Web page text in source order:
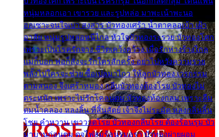
หนุ่มหลอกเอา เขารวย และรูปหล่อ มาพะเน้าพะนอ
ออเซาะจนใจเบา สงสาร บัวทองเศร้า น้ำตาคลอเบ้า เฝ้า
อาลัย หนุ่มรูปหล่อหนีไกล หัวใจบัวทองระรวย บัวทองโศก
เพราะเป็นโรครักจาง ชีวิตเคว้งคว้าง เมื่อรักห่างร้างไกล
แม่ก็บอก พ่อก็สั่งจะรักใครสักครั้ง อย่าไปหวังความรวย
พลั้งไปใครจะช่วย ซื้อเปลมาไกว ให้ลูกบัวทอง เวรกรรม
ตามสนอง จึงเศร้าหมอง กลีบบัวทองต้องโรย บัวทองไม่
ตระหนัก เพราะไม่รักโคลนตม บัวทองท้องกลม เพราะลืม
ตมน้ำคลอง หลงลิ้น ที่สิ้นสัตย์ เจ้าจึงไม่ระมัด หลงกลิ่นลิ้น
โชย คำหวาน เขาวาดโรย บัวทองกลีบโรย ต้องร้อนรุม บัว
มาบานก่อนตูม ดุจไฟสุมร้อนรุมอุรา บัวทองผ่ายผอม